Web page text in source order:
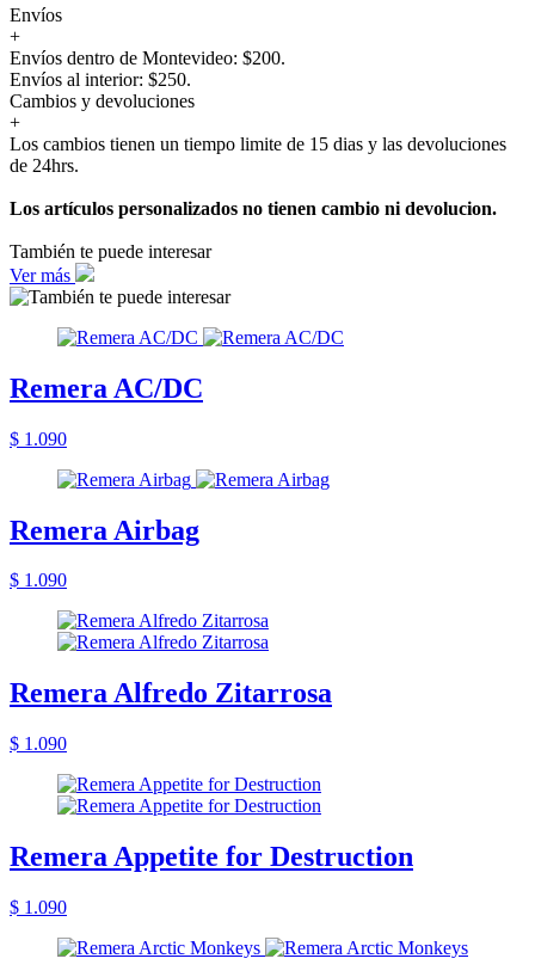
Envíos
+
Envíos dentro de Montevideo: $200.
Envíos al interior: $250.
Cambios y devoluciones
+
Los cambios tienen un tiempo limite de 15 dias y las devoluciones
de 24hrs.
Los artículos personalizados no tienen cambio ni devolucion.
También te puede interesar
Ver más
Remera AC/DC
$ 1.090
Remera Airbag
$ 1.090
Remera Alfredo Zitarrosa
$ 1.090
Remera Appetite for Destruction
$ 1.090